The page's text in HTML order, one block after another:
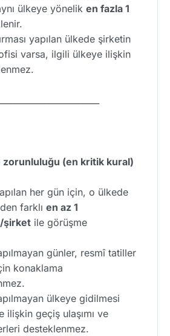
ülkeye yönelik en fazla 1
yapılan ülkede şirketin
varsa, ilgili ülkeye ilişkin
zorunluluğu (en kritik kural)
her gün için, o ülkede
farklı en az 1
şirket ile görüşme
günler, resmî tatiller
konaklama
ülkeye gidilmesi
ilişkin geçiş ulaşımı ve
desteklenmez.